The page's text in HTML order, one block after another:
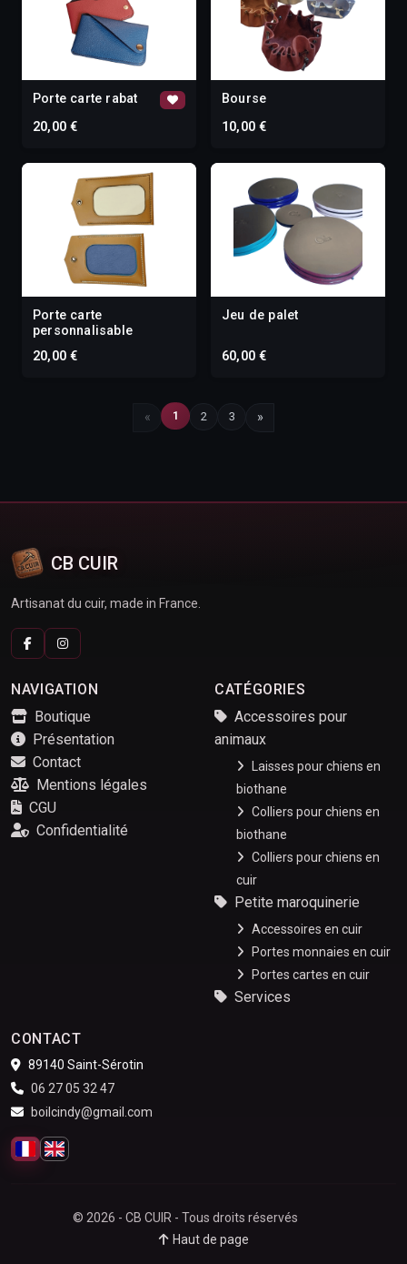
Porte carte rabat
20,00 €
Bourse
10,00 €
Porte carte
personnalisable
20,00 €
Jeu de palet
60,00 €
« 1 2 3 »
CB CUIR
Artisanat du cuir, made in France.
NAVIGATION
Boutique
Présentation
Contact
Mentions légales
CGU
Confidentialité
CATÉGORIES
Accessoires pour
animaux
Laisses pour chiens en
biothane
Colliers pour chiens en
biothane
Colliers pour chiens en
cuir
Petite maroquinerie
Accessoires en cuir
Portes monnaies en cuir
Portes cartes en cuir
Services
CONTACT
89140 Saint-Sérotin
06 27 05 32 47
boilcindy@gmail.com
FrançaisEnglish
© 2026 - CB CUIR - Tous droits réservés
Haut de page